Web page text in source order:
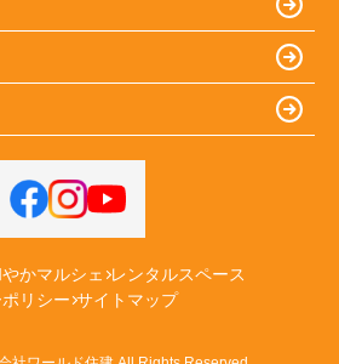
かマルシェ レンタルスペース
リシー サイトマップ